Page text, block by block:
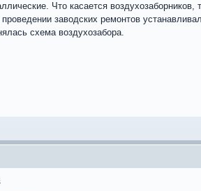
Что касается
заводских ремонтов
схема воздухозабора.